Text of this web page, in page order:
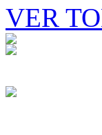
VER